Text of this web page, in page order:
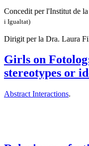
Concedit per l'Institut de
i Igualtat)
Dirigit per la Dra. Laura
Girls on
stereotypes or
Abstract Interactions.